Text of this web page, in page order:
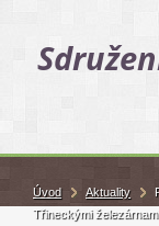
Úvod Aktuality
Třineckými